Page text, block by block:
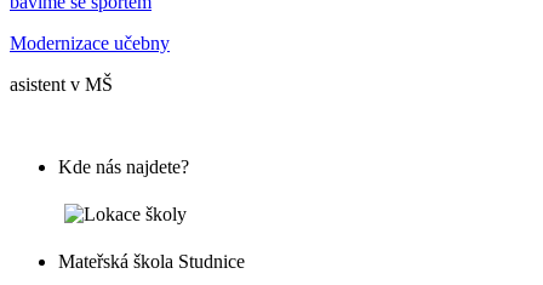
Modernizace učebny
asistent v MŠ
Kde nás najdete?
Mateřská škola Studnice